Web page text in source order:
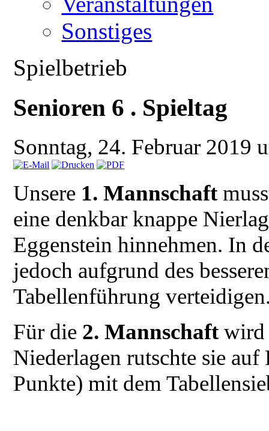
Sonstiges
Spielbetrieb
Senioren 6 . Spieltag
Sonntag, 24. Februar 2019
Unsere 1. Mannschaft
eine denkbar knappe
Eggenstein hinnehmen. In
jedoch aufgrund des
Tabellenführung
Für die 2. Mannschaftwird
Niederlagen rutschte sie
Punkte) mit dem